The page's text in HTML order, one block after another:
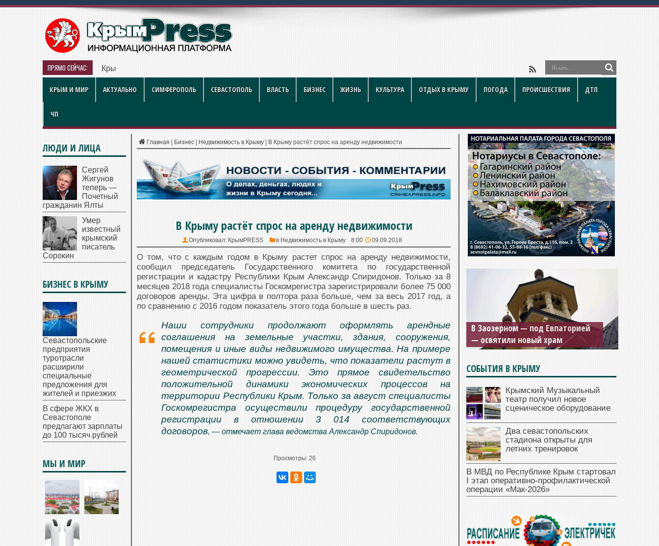
ПРЯМО СЕЙЧАС: Крымский полуостров: погода 8 августа
КРЫМ И МИР АКТУАЛЬНО СИМФЕРОПОЛЬ СЕВАСТОПОЛЬ ВЛАСТЬ БИЗНЕС ЖИЗНЬ КУЛЬТУРА ОТДЫХ В КРЫМУ ПОГОДА ПРОИСШЕСТВИЯ ДТП
ЧП
Главная Бизнес Недвижимость в Крыму В Крыму растёт спрос на аренду недвижимости
В Крыму растёт спрос на аренду недвижимости
Опубликовал: КрымPRESS в Недвижимость в Крыму 8:00 09.09.2018
О том, что с каждым годом в Крыму растет спрос на аренду недвижимости,
сообщил председатель Государственного комитета по государственной
регистрации и кадастру Республики Крым Александр Спиридонов. Только за 8
месяцев 2018 года специалисты Госкомрегистра зарегистрировали более 75 000
договоров аренды. Эта цифра в полтора раза больше, чем за весь 2017 год, а
по сравнению с 2016 годом показатель этого года больше в шесть раз.
Наши сотрудники продолжают оформлять арендные
соглашения на земельные участки, здания, сооружения,
помещения и иные виды недвижимого имущества. На примере
нашей статистики можно увидеть, что показатели растут в
геометрической прогрессии. Это прямое свидетельство
положительной динамики экономических процессов на
территории Республики Крым. Только за август специалисты
Госкомрегистра осуществили процедуру государственной
регистрации в отношении 3 014 соответствующих
договоров, — отмечает глава ведомства Александр Спиридонов.
Просмотры: 26
ЛЮДИ И ЛИЦА
Сергей
Жигунов
теперь —
Почетный
гражданин Ялты
Умер
известный
крымский
писатель
Сорокин
БИЗНЕС В КРЫМУ
Севастопольские
предприятия
туротрасли
расширили
специальные
предложения для
жителей и приезжих
В сфере ЖКХ в
Севастополе
предлагают зарплаты
до 100 тысяч рублей
МЫ И МИР
В Заозерном — под Евпаторией
— освятили новый храм
СОБЫТИЯ В КРЫМУ
Крымский Музыкальный
театр получил новое
сценическое оборудование
Два севастопольских
стадиона открыты для
летних тренировок
В МВД по Республике Крым стартовал
I этап оперативно‑профилактической
операции «Мак‑2026»